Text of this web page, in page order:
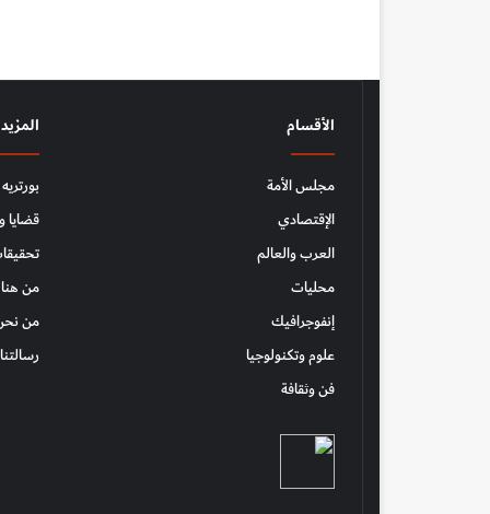
الأقسام
مجلس الأمة
الإقتصادي
العرب والعالم
محليات
إنفوجرافيك
علوم وتكنولوجيا
فن وثقافة
المزيد
بورتريه
قضايا
من
من
رسالتنا